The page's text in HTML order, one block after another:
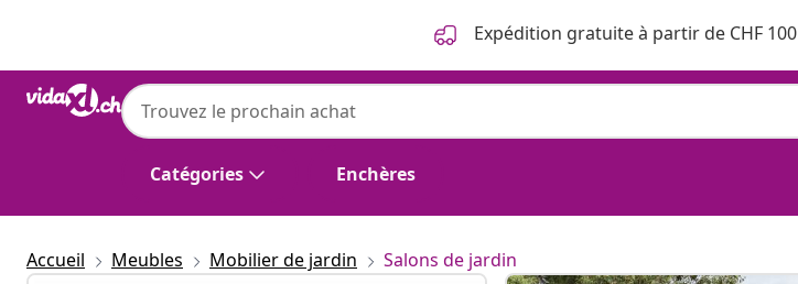
Expédition gratuite à partir de CHF 100
Catégories Enchères
Accueil Meubles Mobilier de jardin Salons de jardin